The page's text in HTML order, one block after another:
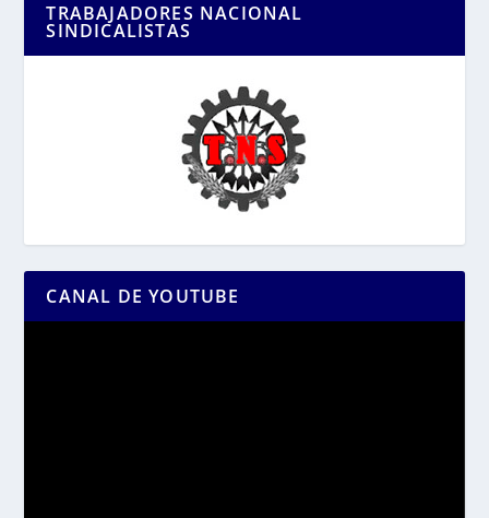
TRABAJADORES NACIONAL
SINDICALISTAS
CANAL DE YOUTUBE